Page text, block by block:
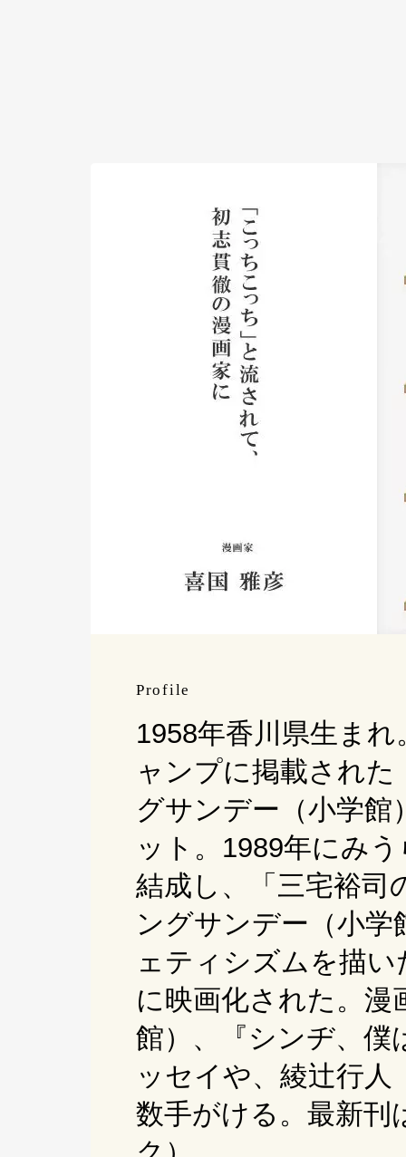
Profile
1958年香川県生ま
ャンプに掲載され
グサンデー（小学
ット。1989年にみ
結成し、「三宅裕司
ングサンデー（小
ェティシズムを描
に映画化された。
館）、『シンヂ、僕
ッセイや、綾辻行人
数手がける。最新刊